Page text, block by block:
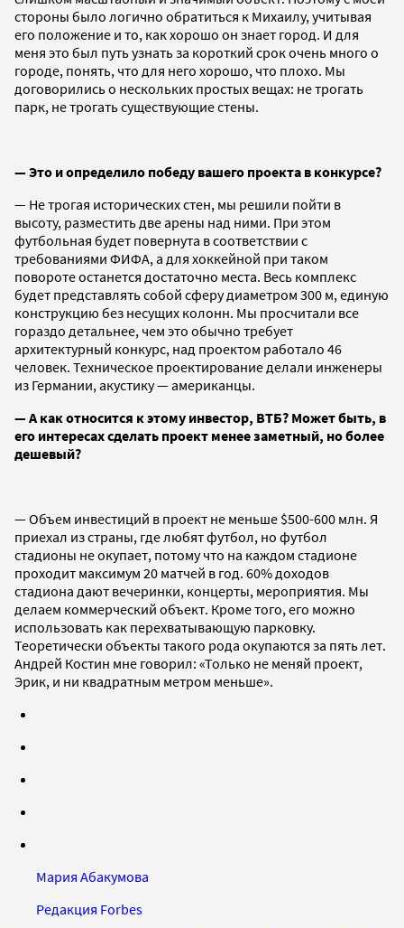
стороны было логично обратиться к Михаилу, учитывая
его положение и то, как хорошо он знает город. И для
меня это был путь узнать за короткий срок очень много о
городе, понять, что для него хорошо, что плохо. Мы
договорились о нескольких простых вещах: не трогать
парк, не трогать существующие стены.
— Это и определило победу вашего проекта в конкурсе?
— Не трогая исторических стен, мы решили пойти в
высоту, разместить две арены над ними. При этом
футбольная будет повернута в соответствии с
требованиями ФИФА, а для хоккейной при таком
повороте останется достаточно места. Весь комплекс
будет представлять собой сферу диаметром 300 м, единую
конструкцию без несущих колонн. Мы просчитали все
гораздо детальнее, чем это обычно требует
архитектурный конкурс, над проектом работало 46
человек. Техническое проектирование делали инженеры
из Германии, акустику — американцы.
— А как относится к этому инвестор, ВТБ? Может быть, в
его интересах сделать проект менее заметный, но более
дешевый?
— Объем инвестиций в проект не меньше $500-600 млн. Я
приехал из страны, где любят футбол, но футбол
стадионы не окупает, потому что на каждом стадионе
проходит максимум 20 матчей в год. 60% доходов
стадиона дают вечеринки, концерты, мероприятия. Мы
делаем коммерческий объект. Кроме того, его можно
использовать как перехватывающую парковку.
Теоретически объекты такого рода окупаются за пять лет.
Андрей Костин мне говорил: «Только не меняй проект,
Эрик, и ни квадратным метром меньше».
Мария Абакумова
Редакция Forbes